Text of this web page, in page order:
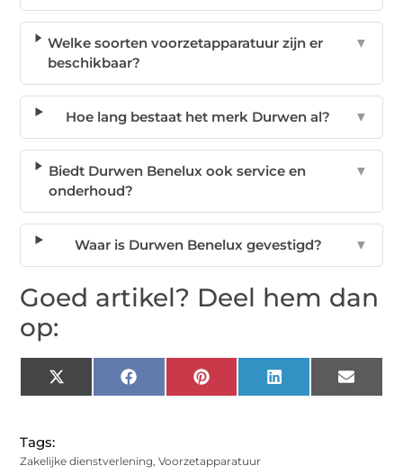
Welke soorten voorzetapparatuur zijn er
beschikbaar?
▼
Hoe lang bestaat het merk Durwen al? ▼
Biedt Durwen Benelux ook service en
onderhoud?
▼
Waar is Durwen Benelux gevestigd? ▼
Goed artikel? Deel hem dan
op:
X
(Twitter)
Facebook Pinterest LinkedIn Email
Tags:
Zakelijke dienstverlening,Voorzetapparatuur